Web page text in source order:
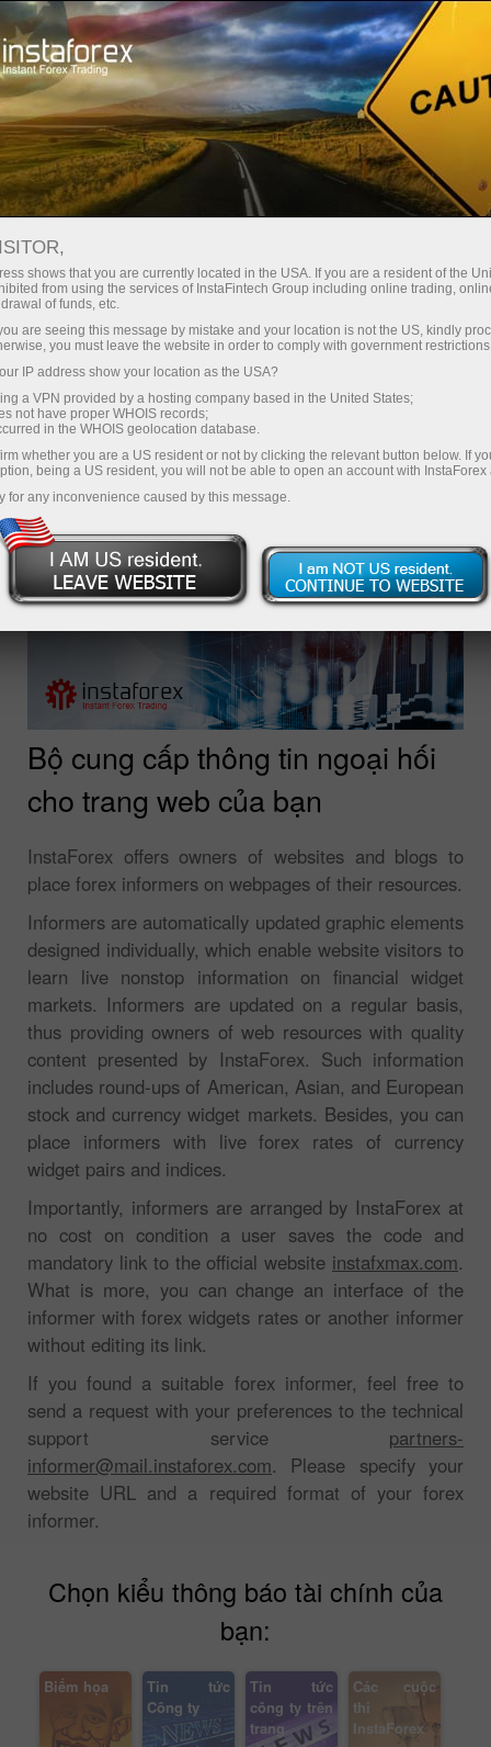
InstaForex Informers
INSTAFOREX INFORMERS
Mở tài khoản giao dịch
Mở tài khoản demo
Bộ cung cấp thông tin ngoại hối
cho trang web của bạn
InstaForex offers owners of websites and blogs to
place forex informers on webpages of their resources.
Informers are automatically updated graphic elements
designed individually, which enable website visitors to
learn live nonstop information on financial widget
markets. Informers are updated on a regular basis,
thus providing owners of web resources with quality
content presented by InstaForex. Such information
includes round-ups of American, Asian, and European
stock and currency widget markets. Besides, you can
place informers with live forex rates of currency
widget pairs and indices.
Importantly, informers are arranged by InstaForex at
no cost on condition a user saves the code and
mandatory link to the official website instafxmax.com.
What is more, you can change an interface of the
informer with forex widgets rates or another informer
without editing its link.
If you found a suitable forex informer, feel free to
send a request with your preferences to the technical
support service partners-
informer@mail.instaforex.com. Please specify your
website URL and a required format of your forex
informer.
Chọn kiểu thông báo tài chính của
bạn:
Biếm họa
Tin tức
Công ty
Tin tức
công ty trên
trang
Các cuộc
thi
InstaForex
shows that you are currently located in the USA. If you are a resident of the
from using the services of InstaFintech Group including online trading,
of funds, etc.
are seeing this message by mistake and your location is not the US, kindly
you must leave the website in order to comply with government
IP address show your location as the USA?
a VPN provided by a hosting company based in the United States;
not have proper WHOIS records;
in the WHOIS geolocation database.
whether you are a US resident or not by clicking the relevant button below. If
being a US resident, you will not be able to open an account with InstaForex
for any inconvenience caused by this message.